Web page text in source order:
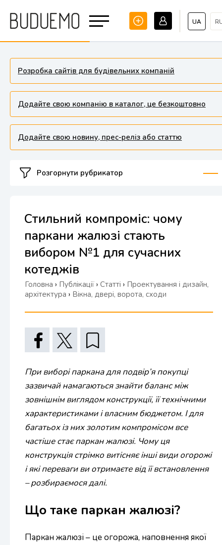
UA
Розробка сайтів для будівельних компаній
Додайте свою компанію в каталог, це безкоштовно
Додайте свою новину, прес-реліз або статтю
Розгорнути рубрикатор
Стильний компроміс: чому
паркани жалюзі стають
вибором №1 для сучасних
котеджів
Головна › Публікації › Статті › Проектування і дизайн,
архітектура › Вікна, двері, ворота, сходи
При виборі паркана для подвір’я покупці
зазвичай намагаються знайти баланс між
зовнішнім виглядом конструкції, її технічними
характеристиками і власним бюджетом. І для
багатьох із них золотим компромісом все
частіше стає паркан жалюзі. Чому ця
конструкція стрімко витісняє інші види огорожі
і які переваги ви отримаєте від її встановлення
– розбираємося далі.
Що таке паркан жалюзі?
Паркан жалюзі – це огорожа, наповнення якої